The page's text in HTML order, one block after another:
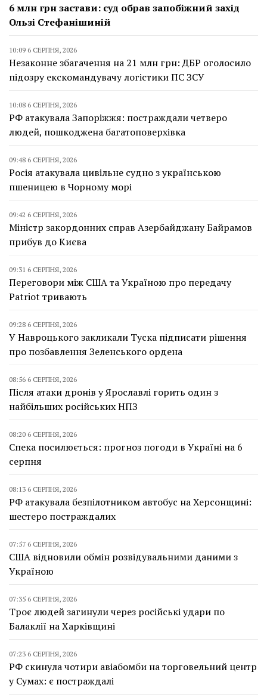
6 млн грн застави: суд обрав запобіжний захід
Ользі Стефанішиній
10:09 6 СЕРПНЯ, 2026
Незаконне збагачення на 21 млн грн: ДБР оголосило
підозру екскомандувачу логістики ПС ЗСУ
10:08 6 СЕРПНЯ, 2026
РФ атакувала Запоріжжя: постраждали четверо
людей, пошкоджена багатоповерхівка
09:48 6 СЕРПНЯ, 2026
Росія атакувала цивільне судно з українською
пшеницею в Чорному морі
09:42 6 СЕРПНЯ, 2026
Міністр закордонних справ Азербайджану Байрамов
прибув до Києва
09:31 6 СЕРПНЯ, 2026
Переговори між США та Україною про передачу
Patriot тривають
09:28 6 СЕРПНЯ, 2026
У Навроцького закликали Туска підписати рішення
про позбавлення Зеленського ордена
08:56 6 СЕРПНЯ, 2026
Після атаки дронів у Ярославлі горить один з
найбільших російських НПЗ
08:20 6 СЕРПНЯ, 2026
Спека посилюється: прогноз погоди в Україні на 6
серпня
08:13 6 СЕРПНЯ, 2026
РФ атакувала безпілотником автобус на Херсонщині:
шестеро постраждалих
07:57 6 СЕРПНЯ, 2026
США відновили обмін розвідувальними даними з
Україною
07:35 6 СЕРПНЯ, 2026
Троє людей загинули через російські удари по
Балаклії на Харківщині
07:23 6 СЕРПНЯ, 2026
РФ скинула чотири авіабомби на торговельний центр
у Сумах: є постраждалі